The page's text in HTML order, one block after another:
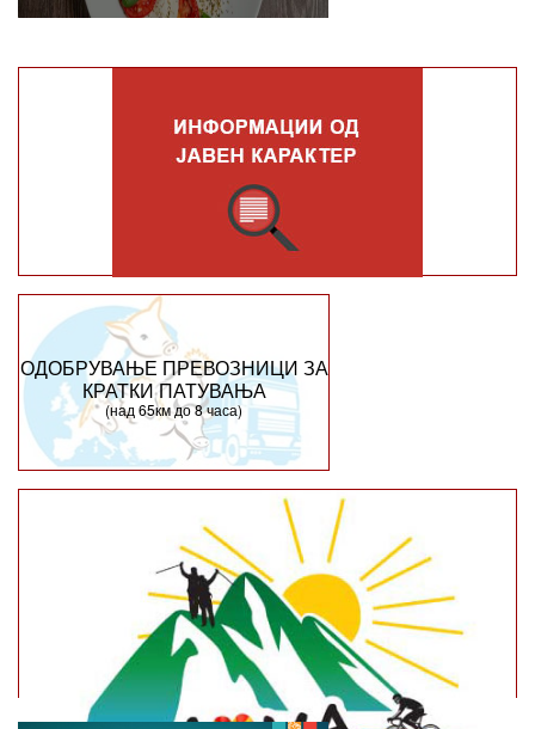
ОДОБРУВАЊЕ ПРЕВОЗНИЦИ ЗА
КРАТКИ ПАТУВАЊА
(над 65км до 8 часа)